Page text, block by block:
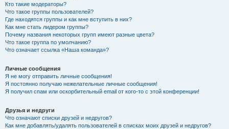
Кто такие модераторы?
Что такое группы пользователей?
Где находятся группы и как мне вступить в них?
Как мне стать лидером группы?
Почему названия некоторых групп имеют разные цвета?
Что такое группа по умолчанию?
Что означает ссылка «Наша команда»?
Личные сообщения
Я не могу отправить личные сообщения!
Я постоянно получаю нежелательные личные сообщения!
Я получил спам или оскорбительный email от кого-то с этой конференции!
Друзья и недруги
Что означают списки друзей и недругов?
Как мне добавлять/удалять пользователей в списках моих друзей и недругов?